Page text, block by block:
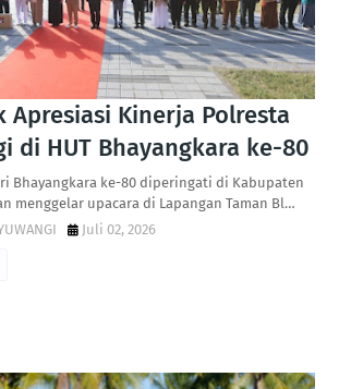
Apresiasi Kinerja Polresta
di HUT Bhayangkara ke-80
Bhayangkara ke-80 diperingati di Kabupaten
menggelar upacara di Lapangan Taman Bl…
Juli 02, 2026